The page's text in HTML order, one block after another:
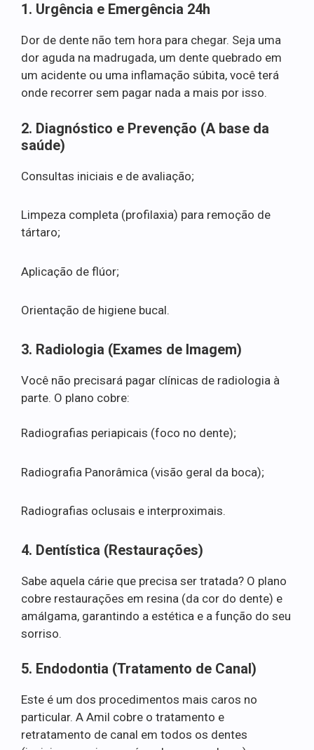
1. Urgência e Emergência 24h
Dor de dente não tem hora para chegar. Seja uma
dor aguda na madrugada, um dente quebrado em
um acidente ou uma inflamação súbita, você terá
onde recorrer sem pagar nada a mais por isso.
2. Diagnóstico e Prevenção (A base da
saúde)
Consultas iniciais e de avaliação;
Limpeza completa (profilaxia) para remoção de
tártaro;
Aplicação de flúor;
Orientação de higiene bucal.
3. Radiologia (Exames de Imagem)
Você não precisará pagar clínicas de radiologia à
parte. O plano cobre:
Radiografias periapicais (foco no dente);
Radiografia Panorâmica (visão geral da boca);
Radiografias oclusais e interproximais.
4. Dentística (Restaurações)
Sabe aquela cárie que precisa ser tratada? O plano
cobre restaurações em resina (da cor do dente) e
amálgama, garantindo a estética e a função do seu
sorriso.
5. Endodontia (Tratamento de Canal)
Este é um dos procedimentos mais caros no
particular. A Amil cobre o tratamento e
retratamento de canal em todos os dentes